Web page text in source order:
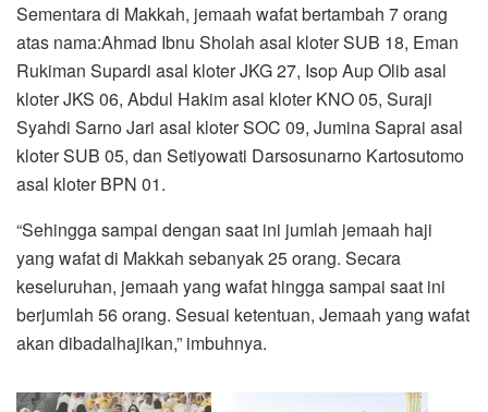
Sementara di Makkah, jemaah wafat bertambah 7 orang
atas nama:Ahmad Ibnu Sholah asal kloter SUB 18, Eman
Rukiman Supardi asal kloter JKG 27, Isop Aup Olib asal
kloter JKS 06, Abdul Hakim asal kloter KNO 05, Suraji
Syahdi Sarno Jari asal kloter SOC 09, Jumina Saprai asal
kloter SUB 05, dan Setiyowati Darsosunarno Kartosutomo
asal kloter BPN 01.
“Sehingga sampai dengan saat ini jumlah jemaah haji
yang wafat di Makkah sebanyak 25 orang. Secara
keseluruhan, jemaah yang wafat hingga sampai saat ini
berjumlah 56 orang. Sesuai ketentuan, Jemaah yang wafat
akan dibadalhajikan,” imbuhnya.